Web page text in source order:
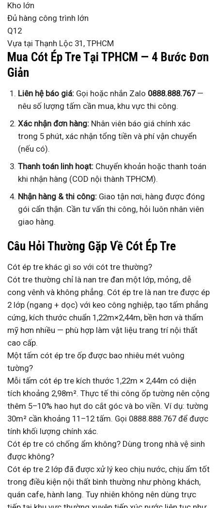
Kho lớn
Đủ hàng công trình lớn
Q12
Vựa tại Thạnh Lộc 31, TPHCM
Mua Cót Ép Tre Tại TPHCM — 4 Bước Đơn
Giản
Liên hệ báo giá:Gọi hoặc nhắn Zalo 0888.888.767—
nêu số lượng tấm cần mua, khu vực thi công.
Xác nhận đơn hàng:Nhân viên báo giá chính xác
trong 5 phút, xác nhận tổng tiền và phí vận chuyển
(nếu có).
Thanh toán linh hoạt:Chuyển khoản hoặc thanh toán
khi nhận hàng (COD nội thành TPHCM).
Nhận hàng & thi công:Giao tận nơi, hàng được đóng
gói cẩn thận. Cần tư vấn thi công, hỏi luôn nhân viên
giao hàng.
Câu Hỏi Thường Gặp Về Cót Ép Tre
Cót ép tre khác gì so với cót tre thường?
Cót tre thường chỉ là nan tre đan một lớp, mỏng, dễ
cong vênh và không phẳng. Cót ép tre là nan tre được ép
2 lớp (ngang + dọc) với keo công nghiệp, tạo tấm phẳng
cứng, kích thước chuẩn 1,22m×2,44m, bền hơn và thẩm
mỹ hơn nhiều — phù hợp làm vật liệu trang trí nội thất
cao cấp.
Một tấm cót ép tre ốp được bao nhiêu mét vuông
tường?
Mỗi tấm cót ép tre kích thước 1,22m × 2,44m có diện
tích khoảng 2,98m². Thực tế thi công ốp tường nên cộng
thêm 5–10% hao hụt do cắt góc và bo viền. Ví dụ: tường
30m² cần khoảng 11–12 tấm. Gọi 0888.888.767 để được
tính khối lượng chính xác.
Cót ép tre có chống ẩm không? Dùng trong nhà vệ sinh
được không?
Cót ép tre 2 lớp đã được xử lý keo chịu nước, chịu ẩm tốt
trong điều kiện nội thất bình thường như phòng khách,
quán cafe, hành lang. Tuy nhiên không nên dùng trực